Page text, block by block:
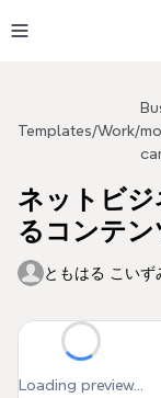
Templates/Work/
ネットビジ
るコンテ
ともはる こいず
Loading preview...